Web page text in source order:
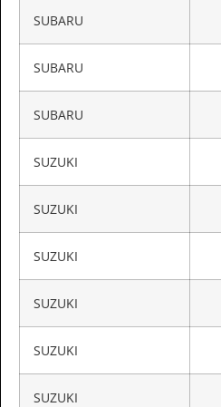
SUBARU
SUBARU
SUBARU
SUZUKI
SUZUKI
SUZUKI
SUZUKI
SUZUKI
SUZUKI